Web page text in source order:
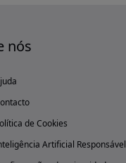
nós
de Cookies
Artificial Responsável